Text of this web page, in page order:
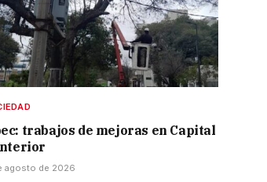
trabajos de mejoras en Capital
agosto de 2026